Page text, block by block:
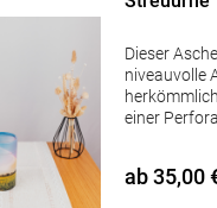
Dieser
niveauvolle
einer
Urne eignet
ab 35,00